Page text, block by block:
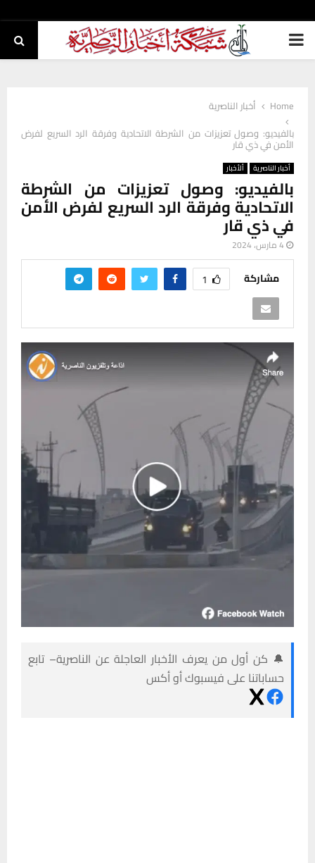
PRIMARY
Home
أخبار الناصرية
بالفيديو: وصول تعزيزات من الشرطة الاتحادية وفرقة الرد السريع لفرض
الأمن في ذي قار
أخبار الناصرية ألأخبار
بالفيديو: وصول تعزيزات من الشرطة
الاتحادية وفرقة الرد السريع لفرض الأمن
في ذي قار
4 مارس، 2024
مشاركة 1
🔔 كن أول من يعرف الأخبار العاجلة عن الناصرية– تابع
حساباتنا على فيسبوك أو أكس